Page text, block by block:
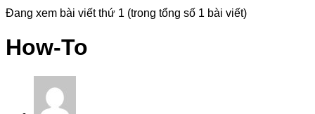
Đang xem bài viết thứ 1 (trong tổng số 1 bài viết)
How-To